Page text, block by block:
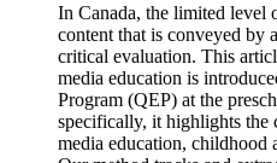
In Canada, the limited level
content that is conveyed by
critical evaluation. This
media education is
Program (QEP) at the
specifically, it highlights the
media education, childhood